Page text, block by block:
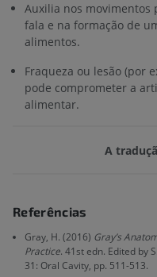
Auxilia nos movimentos
fala e na formação de
alimentos.
Fraqueza ou lesão (por
pode comprometer a
alimentar.
A
Referências
Gray, H. (2016) Gray’s
Practice. 41st edn. Edited by
31: Oral Cavity, pp. 511-513.